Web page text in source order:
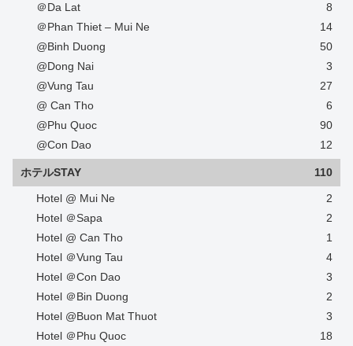
＠Da Lat
8
＠Phan Thiet – Mui Ne
14
@Binh Duong
50
@Dong Nai
3
@Vung Tau
27
@ Can Tho
6
@Phu Quoc
90
@Con Dao
12
ホテルSTAY 110
Hotel @ Mui Ne
2
Hotel ＠Sapa
2
Hotel @ Can Tho
1
Hotel ＠Vung Tau
4
Hotel ＠Con Dao
3
Hotel ＠Bin Duong
2
Hotel @Buon Mat Thuot
3
Hotel ＠Phu Quoc
18